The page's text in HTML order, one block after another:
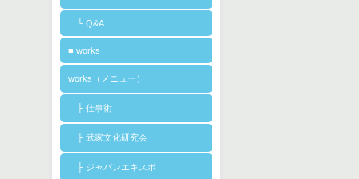
└ Q&A
■ works
works（メニュー）
├ 仕事術
├ 武家文化研究会
├ ジャパンエキスポ